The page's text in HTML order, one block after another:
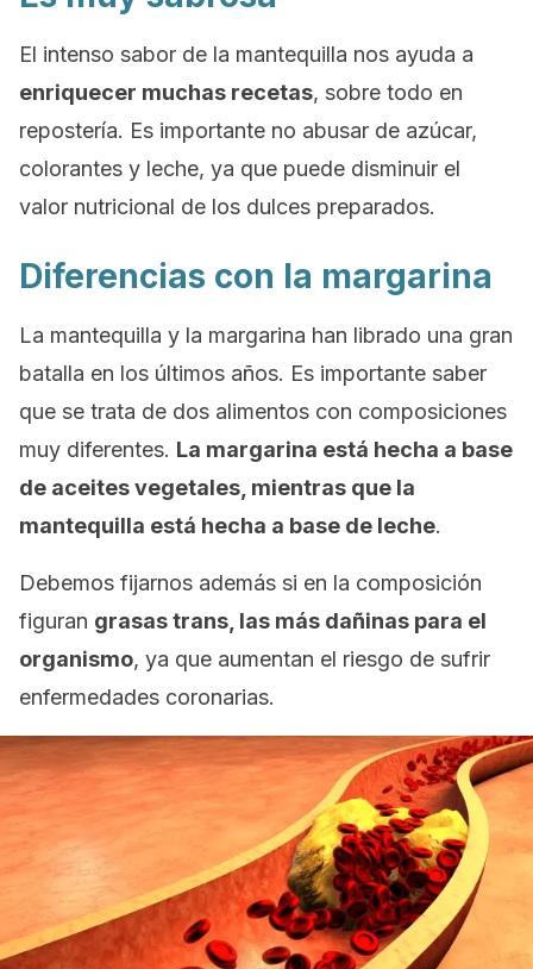
El intenso sabor de la mantequilla nos ayuda a
enriquecer muchas recetas, sobre todo en
repostería. Es importante no abusar de azúcar,
colorantes y leche, ya que puede disminuir el
valor nutricional de los dulces preparados.
Diferencias con la margarina
La mantequilla y la margarina han librado una gran
batalla en los últimos años. Es importante saber
que se trata de dos alimentos con composiciones
muy diferentes. La margarina está hecha a base
de aceites vegetales, mientras que la
mantequilla está hecha a base de leche.
Debemos fijarnos además si en la composición
figuran grasas trans, las más dañinas para el
organismo, ya que aumentan el riesgo de sufrir
enfermedades coronarias.